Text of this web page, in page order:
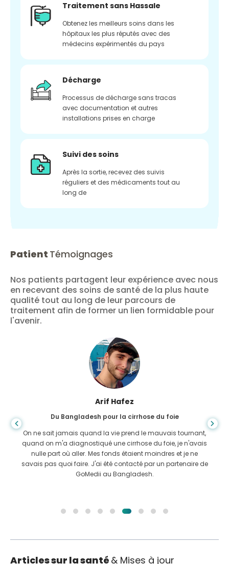
Traitement sans Hassale
Obtenez les meilleurs soins dans les
hôpitaux les plus réputés avec des
médecins expérimentés du pays
Décharge
Processus de décharge sans tracas
avec documentation et autres
installations prises en charge
Suivi des soins
Après la sortie, recevez des suivis
réguliers et des médicaments tout au
long de
Patient Témoignages
Nos patients partagent leur expérience avec nous
en recevant des soins de santé de la plus haute
qualité tout au long de leur parcours de
traitement afin de former un lien formidable pour
l'avenir.
Arif Hafez
Du Bangladesh pour la cirrhose du foie
On ne sait jamais quand la vie prend le mauvais tournant,
quand on m'a diagnostiqué une cirrhose du foie, je n'avais
nulle part où aller. Mes fonds étaient moindres et je ne
savais pas quoi faire. J'ai été contacté par un partenaire de
GoMedii au Bangladesh.
Articles sur la santé & Mises à jour